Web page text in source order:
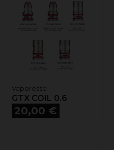
Vaporesso
GTX COIL 0.6
Prix
20,00 €